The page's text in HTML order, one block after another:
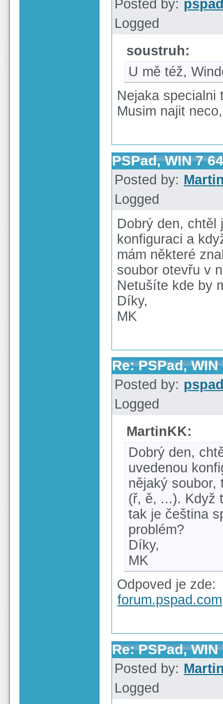
Posted by:
Logged
soustruh:
U mě též,
Nejaka specialni
Musim najit
PSPad, WIN 7
Posted by:
Logged
Dobrý den, chtěl
konfiguraci a
mám některé
soubor otevřu v
Netušíte kde by
Díky,
MK
Re: PSPad,
Posted by:
Logged
MartinKK:
Dobrý den,
uvedenou
nějaký soubor,
(ř, ě, ...). Když
tak je čeština
problém?
Díky,
MK
Odpoved je zde:
forum.pspad.com
Re: PSPad,
Posted by:
Logged